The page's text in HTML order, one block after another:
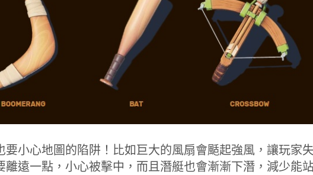
要小心地圖的陷阱！比如巨大的風扇會颳起強風，讓玩家
離遠一點，小心被擊中，而且潛艇也會漸漸下潛，減少能